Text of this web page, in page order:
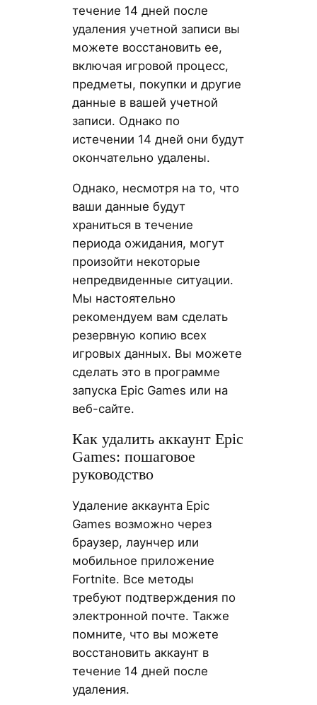
течение 14 дней после
удаления учетной записи вы
можете восстановить ее,
включая игровой процесс,
предметы, покупки и другие
данные в вашей учетной
записи. Однако по
истечении 14 дней они будут
окончательно удалены.
Однако, несмотря на то, что
ваши данные будут
храниться в течение
периода ожидания, могут
произойти некоторые
непредвиденные ситуации.
Мы настоятельно
рекомендуем вам сделать
резервную копию всех
игровых данных. Вы можете
сделать это в программе
запуска Epic Games или на
веб-сайте.
Как удалить аккаунт Epic
Games: пошаговое
руководство
Удаление аккаунта Epic
Games возможно через
браузер, лаунчер или
мобильное приложение
Fortnite. Все методы
требуют подтверждения по
электронной почте. Также
помните, что вы можете
восстановить аккаунт в
течение 14 дней после
удаления.